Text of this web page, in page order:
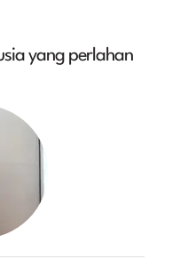
yang perlahan